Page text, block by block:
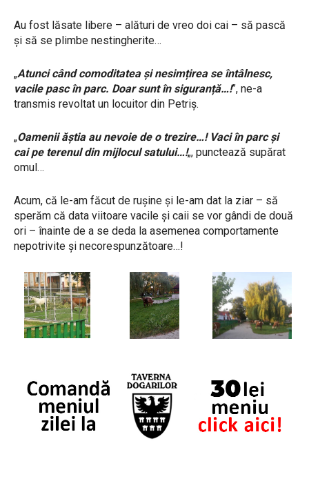
Au fost lăsate libere – alături de vreo doi cai – să pască
şi să se plimbe nestingherite…
„Atunci când comoditatea și nesimțirea se întâlnesc,
vacile pasc în parc. Doar sunt în siguranță…!”, ne-a
transmis revoltat un locuitor din Petriş.
„Oamenii ăștia au nevoie de o trezire…! Vaci în parc și
cai pe terenul din mijlocul satului…!„, punctează supărat
omul…
Acum, că le-am făcut de ruşine şi le-am dat la ziar – să
sperăm că data viitoare vacile şi caii se vor gândi de două
ori – înainte de a se deda la asemenea comportamente
nepotrivite şi necorespunzătoare…!